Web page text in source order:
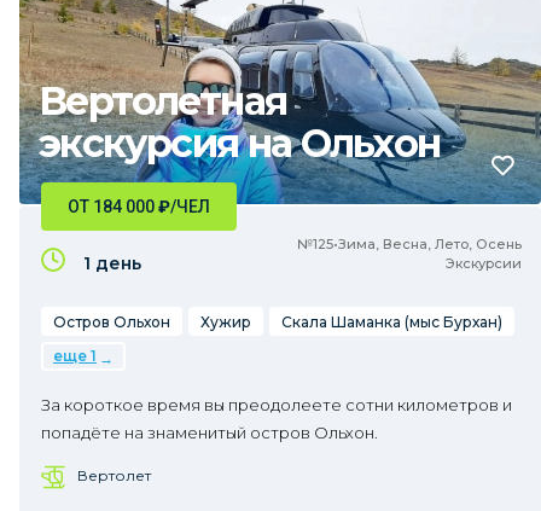
Вертолетная
экскурсия на Ольхон
№125•Зима, Весна, Лето, Осень
Экскурсии
ОТ 184 000₽/ЧЕЛ
1 день
Остров Ольхон Хужир
Скала Шаманка (мыс Бурхан)
еще 1
За короткое время вы преодолеете сотни километров и
попадёте на знаменитый остров Ольхон.
Вертолет